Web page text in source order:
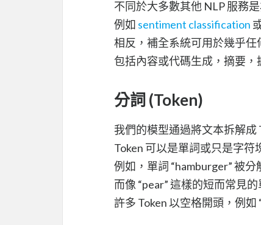
不同於大多數其他 NLP 服務
例如 sentiment classification
相反，補全系統可用於幾乎任
包括內容或代碼生成，摘要，
分詞 (Token)
我們的模型通過將文本拆解成
Token 可以是單詞或只是字符
例如，單詞 “hamburger” 被分
而像 “pear” 這樣的短而常見
許多 Token 以空格開頭，例如 “